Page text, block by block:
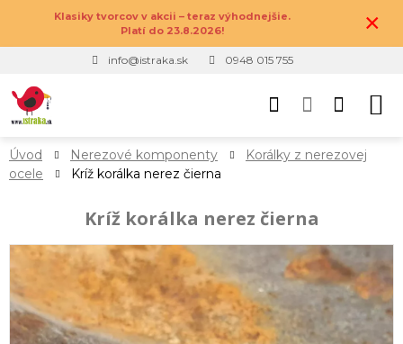
Klasiky tvorcov v akcii – teraz výhodnejšie.
Platí do 23.8.2026!
×
info@istraka.sk 0948 015 755
Úvod Nerezové komponenty
Korálky z nerezovej
ocele
Kríž korálka nerez čierna
Kríž korálka nerez čierna